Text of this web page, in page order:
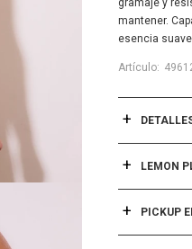
gramaje y
mantener.
esencia
LEMON
PICKUP